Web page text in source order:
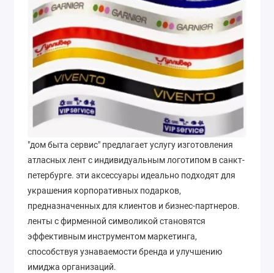
"дом быта сервис" предлагает услугу изготовления
атласных лент с индивидуальным логотипом в санкт-
петербурге. эти аксессуары идеально подходят для
украшения корпоративных подарков,
предназначенных для клиентов и бизнес-партнеров.
ленты с фирменной символикой становятся
эффективным инструментом маркетинга,
способствуя узнаваемости бренда и улучшению
имиджа организаций.